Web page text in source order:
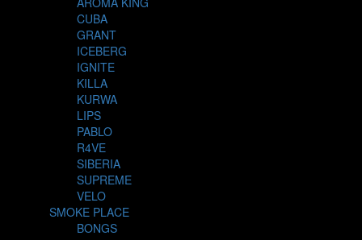
TWIST
VGOD
WILD ZOO
YETI
CUBA
GRANT
ICEBERG
IGNITE
KILLA
KURWA
LIPS
PABLO
R4VE
SIBERIA
SUPREME
VELO
SMOKE PLACE
BONGS